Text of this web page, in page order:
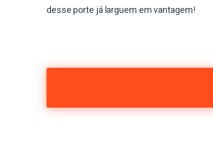
desse porte já larguem em vantagem!